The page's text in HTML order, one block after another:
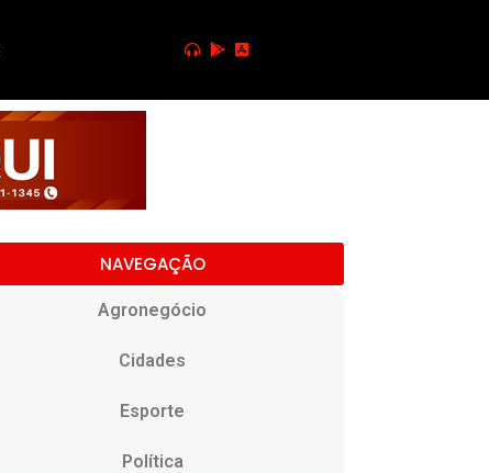
NAVEGAÇÃO
Agronegócio
Cidades
Esporte
Política